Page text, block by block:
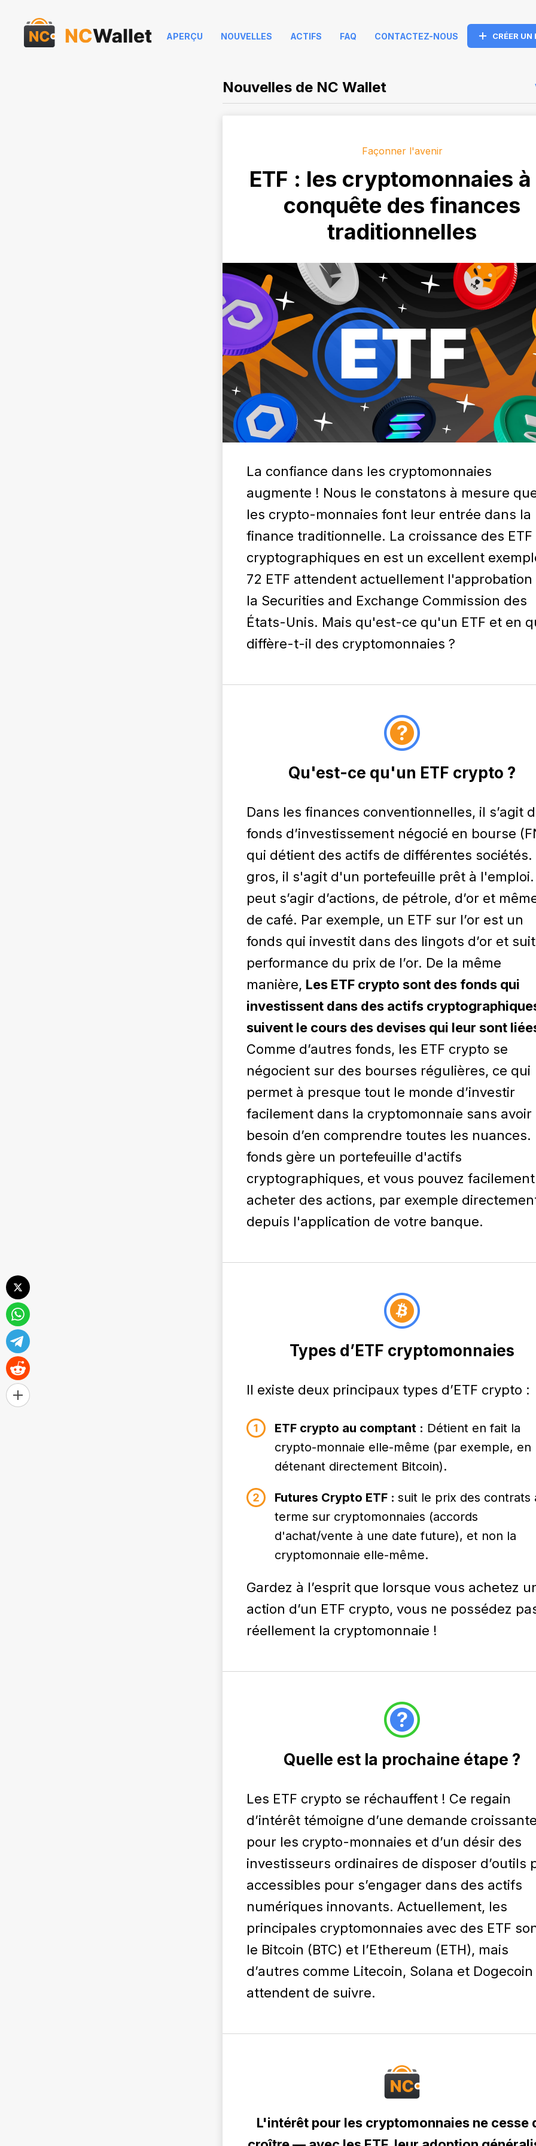
APERÇU NOUVELLES ACTIFS FAQ CONTACTEZ-NOUS CRÉER
Nouvelles de NC Wallet
Façonner l'avenir
ETF : les cryptomonnaies à
conquête des finances
traditionnelles
La confiance dans les cryptomonnaies
augmente ! Nous le constatons à mesure
les crypto-monnaies font leur entrée dans la
finance traditionnelle. La croissance des ETF
cryptographiques en est un excellent
72 ETF attendent actuellement l'approbation
la Securities and Exchange Commission des
États-Unis. Mais qu'est-ce qu'un ETF et en
diffère-t-il des cryptomonnaies ?
Qu'est-ce qu'un ETF crypto ?
Dans les finances conventionnelles, il s’agit
fonds d’investissement négocié en bourse
qui détient des actifs de différentes sociétés.
gros, il s'agit d'un portefeuille prêt à
peut s’agir d’actions, de pétrole, d’or et
de café. Par exemple, un ETF sur l’or est un
fonds qui investit dans des lingots d’or et
performance du prix de l’or. De la même
manière, Les ETF crypto sont des fonds qui
investissent dans des actifs
suivent le cours des devises qui leur sont
Comme d’autres fonds, les ETF crypto se
négocient sur des bourses régulières, ce qui
permet à presque tout le monde d’investir
facilement dans la cryptomonnaie sans avoir
besoin d’en comprendre toutes les nuances.
fonds gère un portefeuille d'actifs
cryptographiques, et vous pouvez facilement
acheter des actions, par exemple
depuis l'application de votre banque.
Types d’ETF cryptomonnaies
Il existe deux principaux types d’ETF crypto :
ETF crypto au comptant : Détient en fait la
crypto-monnaie elle-même (par exemple, en
détenant directement Bitcoin).
Futures Crypto ETF : suit le prix des contrats
terme sur cryptomonnaies (accords
d'achat/vente à une date future), et non la
cryptomonnaie elle-même.
Gardez à l’esprit que lorsque vous achetez
action d’un ETF crypto, vous ne possédez
réellement la cryptomonnaie !
Quelle est la prochaine étape ?
Les ETF crypto se réchauffent ! Ce regain
d’intérêt témoigne d’une demande
pour les crypto-monnaies et d’un désir des
investisseurs ordinaires de disposer d’outils
accessibles pour s’engager dans des actifs
numériques innovants. Actuellement, les
principales cryptomonnaies avec des ETF
le Bitcoin (BTC) et l’Ethereum (ETH), mais
d’autres comme Litecoin, Solana et Dogecoin
attendent de suivre.
L'intérêt pour les cryptomonnaies ne cesse